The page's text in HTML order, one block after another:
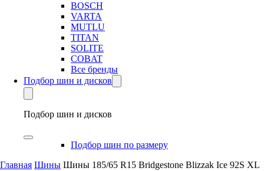
BOSCH
VARTA
MUTLU
TITAN
SOLITE
COBAT
Все бренды
Подбор шин и дисков
Подбор шин и дисков
Подбор шин по размеру
Главная Шины Шины 185/65 R15 Bridgestone Blizzak Ice 92S XL